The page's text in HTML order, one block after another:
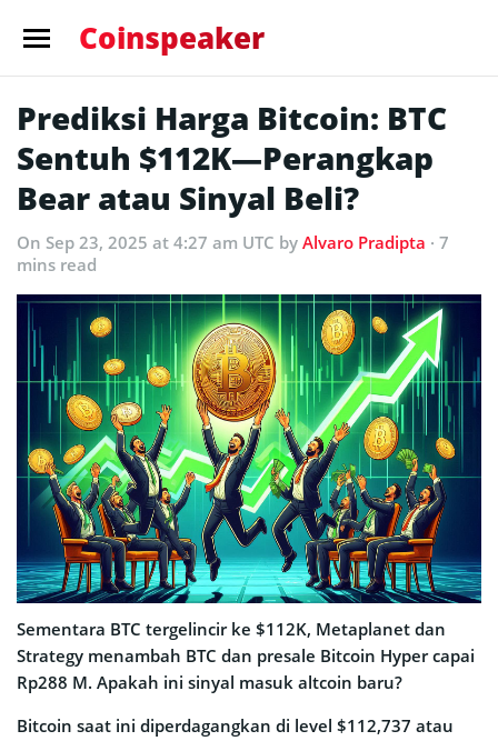
Coinspeaker
Prediksi Harga Bitcoin: BTC
Sentuh $112K—Perangkap
Bear atau Sinyal Beli?
On Sep 23, 2025 at 4:27 am UTC by Alvaro Pradipta · 7
mins read
Sementara BTC tergelincir ke $112K, Metaplanet dan
Strategy menambah BTC dan presale Bitcoin Hyper capai
Rp288 M. Apakah ini sinyal masuk altcoin baru?
Bitcoin saat ini diperdagangkan di level $112,737 atau